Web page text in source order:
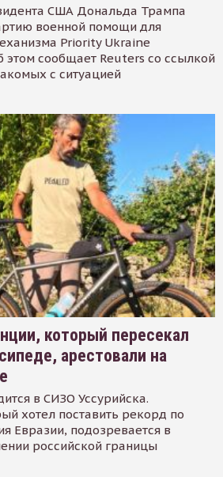
США Дональда Трампа
военной помощи для
Priority Ukraine
этом сообщает Reuters со ссылкой
с ситуацией
который пересекал
арестовали на
в СИЗО Уссурийска.
хотел поставить рекорд по
Евразии, подозревается в
российской границы